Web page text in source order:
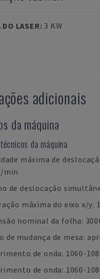
LASER: 3 KW
adicionais
da máquina
da máquina
máxima de
min
de deslocação
máxima do eixo x/y:
nominal da folha:
de mudança de mesa:
de onda: 1060-
de onda: 1060-